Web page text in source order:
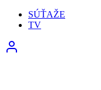
SÚŤAŽE
TV